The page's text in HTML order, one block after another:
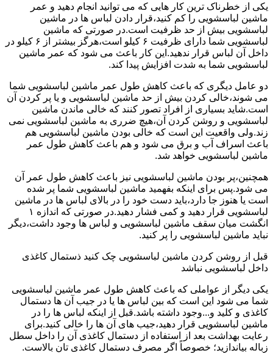
یکی از خطرناک ترین کار هایی که می توانید انجام دهید و عمر
ماشین لباسشویی را کم کنید،قرار دادن لباس ها در ماشین
لباسشویی بیش از حد ظرفیت است.در صورتی که ماشین
لباسشویی شما دارای ظرفیت ۶ کیلو است،هرگز بیشتر از ۶ کیلو در
داخل آن لباس قرار ندهید.این کار باعث می شود که عمر ماشین
لباسشویی شما به شدت افزایش پیدا کند.
دو عامل دیگری که باعث کاهش طول عمر ماشین لباسشویی شما
می شوند،خالی کردن بیش از حد ماشین لباسشویی و یا پر کردن آن
است.شاید بسیاری از افراد تصور کنند که خالی ماندن ماشین
لباسشویی و روشن کردن آن،هیچ ضرری به ماشین لباسشویی نمی
زند.ولی واقعیت این است که خالی بودن ماشین لباسشویی هم
باعث اسراف آب و برق می شود و هم باعث کاهش طول عمر
ماشین لباسشویی خواهد شد.
همچنین،پر بودن ماشین لباسشویی نیز باعث کاهش طول عمر آن
می شود.پس برای اینکه بفهمید ماشین لباسشویی شما پر شده
است یا هنوز جا دارد،باید دست خود را در بالای لباس ها در ماشین
لباسشویی قرار دهید و کمی فشار دهید.در صورتی که اندازه ۱
انگشت میان سقف ماشین لباسشویی و لباس ها وجود داشت،دیگر
نباید ماشین لباسشویی را پر کنید.
قبل از روشن کردن ماشین لباسشویی چک کنید ذستمال کاغذی
داخل لباسشویی نباشد
یکی دیگر از عواملی که باعث کاهش طول عمر ماشین لباسشویی
شما می شود این است که بین لباس ها یا در جیب آن ها دستمال
کاغذی و کلید و...وجود داشته باشد.قبل از اینکه لباس ها را در
ماشین لباسشویی قرار دهید،جیب های آن ها را خالی کنید.برای
رعایت بهداشت بعد از استفاده از دستمال کاغذی آن را داخل سطل
زباله بیاندازید؛ خصوصاً اگر مصرف دستمال کاغذی تان بالاست.